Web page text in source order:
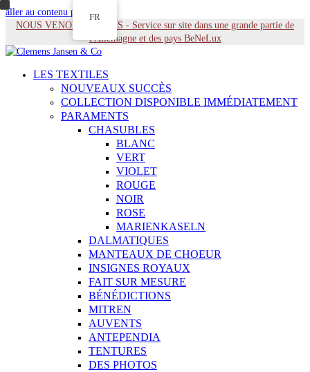
aller au contenu principal
NOUS VENONS À VOUS - Service sur site dans une grande partie de
l'Allemagne et des pays BeNeLux
LES TEXTILES
NOUVEAUX SUCCÈS
COLLECTION DISPONIBLE IMMÉDIATEMENT
PARAMENTS
CHASUBLES
BLANC
VERT
VIOLET
ROUGE
NOIR
ROSE
MARIENKASELN
DALMATIQUES
MANTEAUX DE CHOEUR
INSIGNES ROYAUX
FAIT SUR MESURE
BÉNÉDICTIONS
MITREN
AUVENTS
ANTEPENDIA
TENTURES
DES PHOTOS
FR